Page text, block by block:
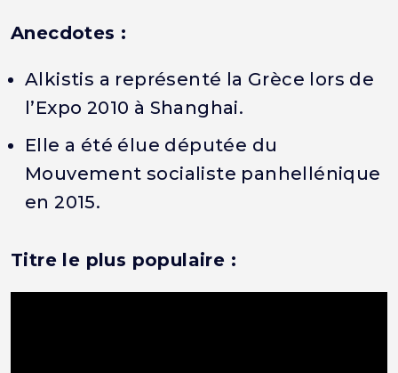
Anecdotes :
Alkistis a représenté la Grèce lors de
l’Expo 2010 à Shanghai.
Elle a été élue députée du
Mouvement socialiste panhellénique
en 2015.
Titre le plus populaire :